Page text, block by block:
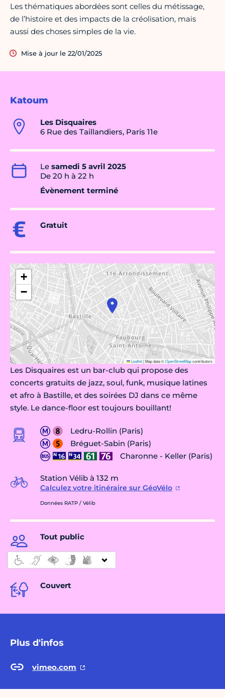
Katoum
Les Disquaires
6 Rue des Taillandiers, Paris 11e
Le samedi 5 avril 2025
De 20 h à 22 h
Évènement terminé
Gratuit
+
−
Leaflet|Map data ©OpenStreetMapcontributors
Les Disquaires est un bar-club qui propose des
concerts gratuits de jazz, soul, funk, musique latines
et afro à Bastille, et des soirées DJ dans ce même
style. Le dance-floor est toujours bouillant!
Ledru-Rollin (Paris)
Bréguet-Sabin (Paris)
Charonne - Keller (Paris)
Station Vélib à 132 m
Calculez votre itinéraire sur GéoVélo
Données RATP / Vélib
Tout public
Couvert
Plus d'infos
vimeo.com
Les thématiques abordées sont celles du métissage,
de l’histoire et des impacts de la créolisation, mais
aussi des choses simples de la vie.
Mise à jour le 22/01/2025